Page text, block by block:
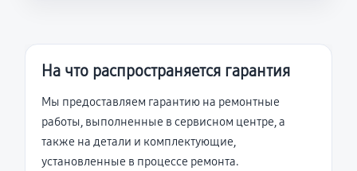
На что распространяется гарантия
Мы предоставляем гарантию на ремонтные
работы, выполненные в сервисном центре, а
также на детали и комплектующие,
установленные в процессе ремонта.